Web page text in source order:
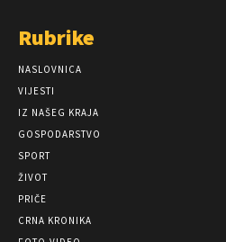
Rubrike
NASLOVNICA
VIJESTI
IZ NAŠEG KRAJA
GOSPODARSTVO
SPORT
ŽIVOT
PRIČE
CRNA KRONIKA